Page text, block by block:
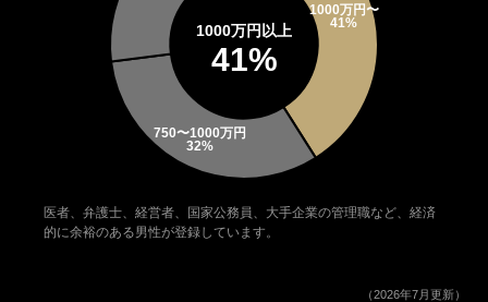
1000万円以上
41%
医者、弁護士、経営者、国家公務員、大手企業の管理職など、経済
的に余裕のある男性が登録しています。
（2026年7月更新）